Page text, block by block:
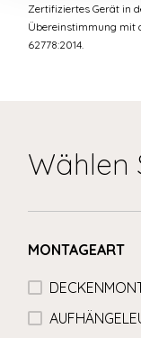
Zertifiziertes Gerät in
Übereinstimmung mit
62778:2014.
Wählen
MONTAGEART